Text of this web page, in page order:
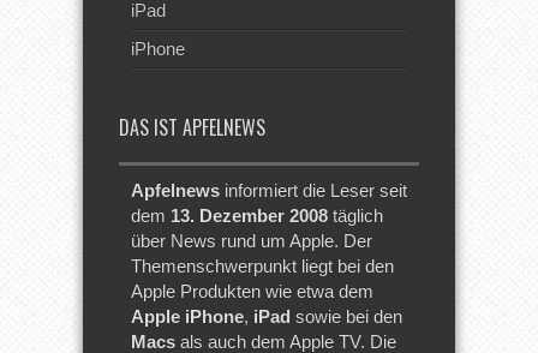
iPad
iPhone
DAS IST APFELNEWS
Apfelnews informiert die Leser seit
dem 13. Dezember 2008 täglich
über News rund um Apple. Der
Themenschwerpunkt liegt bei den
Apple Produkten wie etwa dem
Apple iPhone, iPad sowie bei den
Macs als auch dem Apple TV. Die